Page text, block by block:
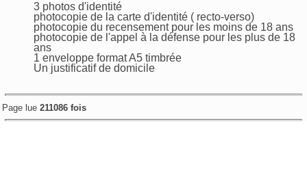
3 photos d'identité
photocopie de la carte d'identité ( recto-verso)
photocopie du recensement pour les moins de 18 ans
photocopie de l'appel à la défense pour les plus de 18
ans
1 enveloppe format A5 timbrée
Un justificatif de domicile
Page lue211086 fois